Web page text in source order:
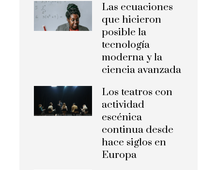
Las ecuaciones
que hicieron
posible la
tecnología
moderna y la
ciencia avanzada
Los teatros con
actividad
escénica
continua desde
hace siglos en
Europa